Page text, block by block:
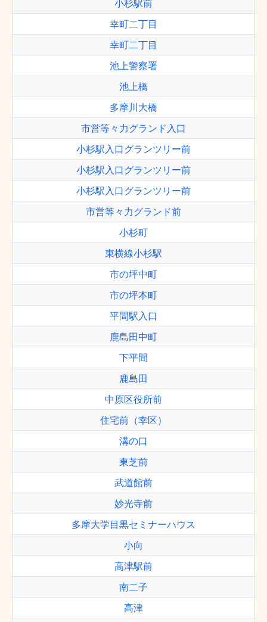
小杉駅前
幸町二丁目
幸町二丁目
池上警察署
池上橋
多摩川大橋
市営等々力グランド入口
小杉駅入口グランツリー前
小杉駅入口グランツリー前
小杉駅入口グランツリー前
市営等々力グランド前
小杉町
東横線小杉駅
市の坪中町
市の坪本町
平間駅入口
鹿島田中町
下平間
鹿島田
中原区役所前
住宅前（幸区）
溝の口
東芝前
武道館前
妙光寺前
多摩大学目黒セミナーハウス
小向
高津駅前
南二子
高津